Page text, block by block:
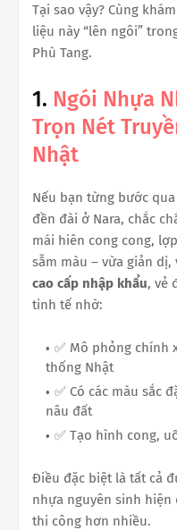
Tại sao vậy? Cùng
liệu này “lên ngôi”
Phù Tang.
1. Ngói Nhựa
Trọn Nét
Nhật
Nếu bạn từng bước
đền đài ở Nara, chắc
mái hiên cong cong,
sẫm màu – vừa giản dị,
cao cấp nhập khẩu, vẻ
tinh tế nhờ:
✅ Mô phỏng chính
thống Nhật
✅ Có các màu sắc
nâu đất
✅ Tạo hình cong,
Điều đặc biệt là tất cả
nhựa nguyên sinh
thi công hơn nhiều.